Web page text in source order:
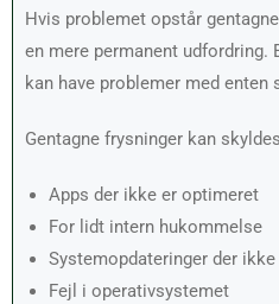
Hvis problemet opstår
en mere permanent udfordring.
kan have problemer med enten
Gentagne frysninger kan
Apps der ikke er optimeret
For lidt intern hukommelse
Systemopdateringer der
Fejl i operativsystemet